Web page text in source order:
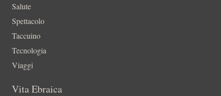
Salute
Spettacolo
Taccuino
Tecnologia
Viaggi
Vita Ebraica